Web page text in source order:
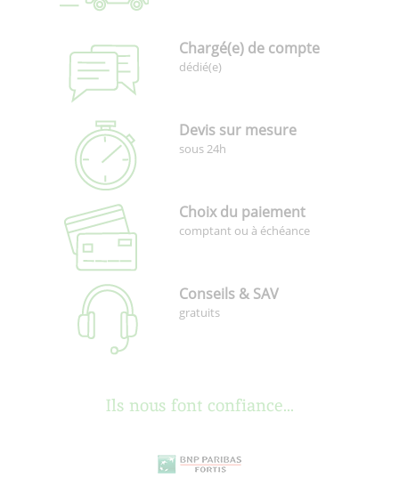
Chargé(e) de compte
dédié(e)
Devis sur mesure
sous 24h
Choix du paiement
comptant ou à échéance
Conseils & SAV
gratuits
Ils nous font confiance...